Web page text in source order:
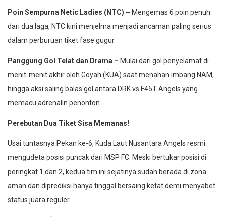
Poin Sempurna Netic Ladies (NTC) – Mengemas 6 poin penuh
dari dua laga, NTC kini menjelma menjadi ancaman paling serius
dalam perburuan tiket fase gugur.
Panggung Gol Telat dan Drama – Mulai dari gol penyelamat di
menit-menit akhir oleh Goyah (KUA) saat menahan imbang NAM,
hingga aksi saling balas gol antara DRK vs F45T Angels yang
memacu adrenalin penonton.
Perebutan Dua Tiket Sisa Memanas!
Usai tuntasnya Pekan ke-6, Kuda Laut Nusantara Angels resmi
mengudeta posisi puncak dari MSP FC. Meski bertukar posisi di
peringkat 1 dan 2, kedua tim ini sejatinya sudah berada di zona
aman dan diprediksi hanya tinggal bersaing ketat demi menyabet
status juara reguler.